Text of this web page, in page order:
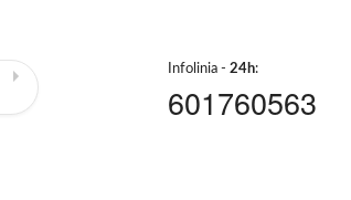
Infolinia - 24h:
601760563